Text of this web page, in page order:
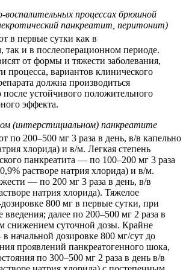
процессах брюшной
панкреатит, перитонит)
в первые сутки как в
так и в послеоперационном периоде.
от формы и тяжести заболевания,
процесса, вариантов клинического
должна производиться
после устойчивого положительного
эффекта.
(интерстициальном) панкреатите
по 200–500 мг 3 раза в день, в/в капельно
хлорида) и в/м. Легкая степень
панкреатита — по 100–200 мг 3 раза
растворе натрия хлорида) и в/м.
— по 200 мг 3 раза в день, в/в
натрия хлорида). Тяжелое
800 мг в первые сутки, при
далее по 200–500 мг 2 раза в
снижением суточной дозы. Крайне
начальной дозировке 800 мг/сут до
проявлений панкреатогенного шока,
по 300–500 мг 2 раза в день в/в